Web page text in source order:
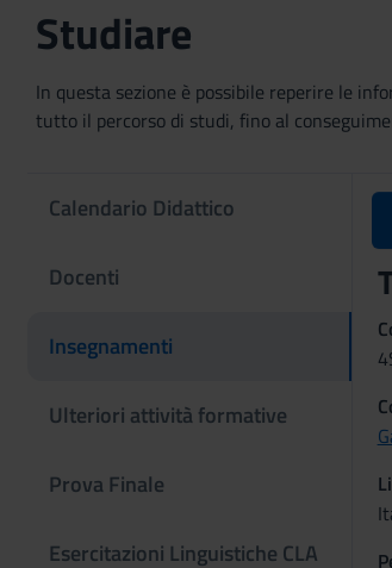
Studiare
In questa sezione è possibile reperire le
tutto il percorso di studi, fino al
Calendario Didattico
Docenti
Insegnamenti
Ulteriori attività formative
Prova Finale
Esercitazioni Linguistiche CLA